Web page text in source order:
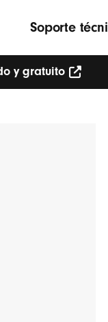
Soporte
y gratuito